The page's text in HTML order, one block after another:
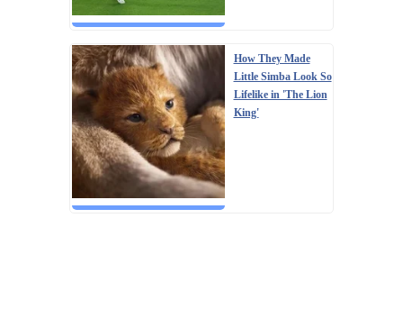
How They Made
Little Simba Look So
Lifelike in 'The Lion
King'